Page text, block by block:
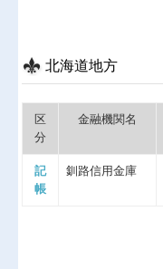
北海道地方
区
分
金融機関名
記
帳
釧路信用金庫